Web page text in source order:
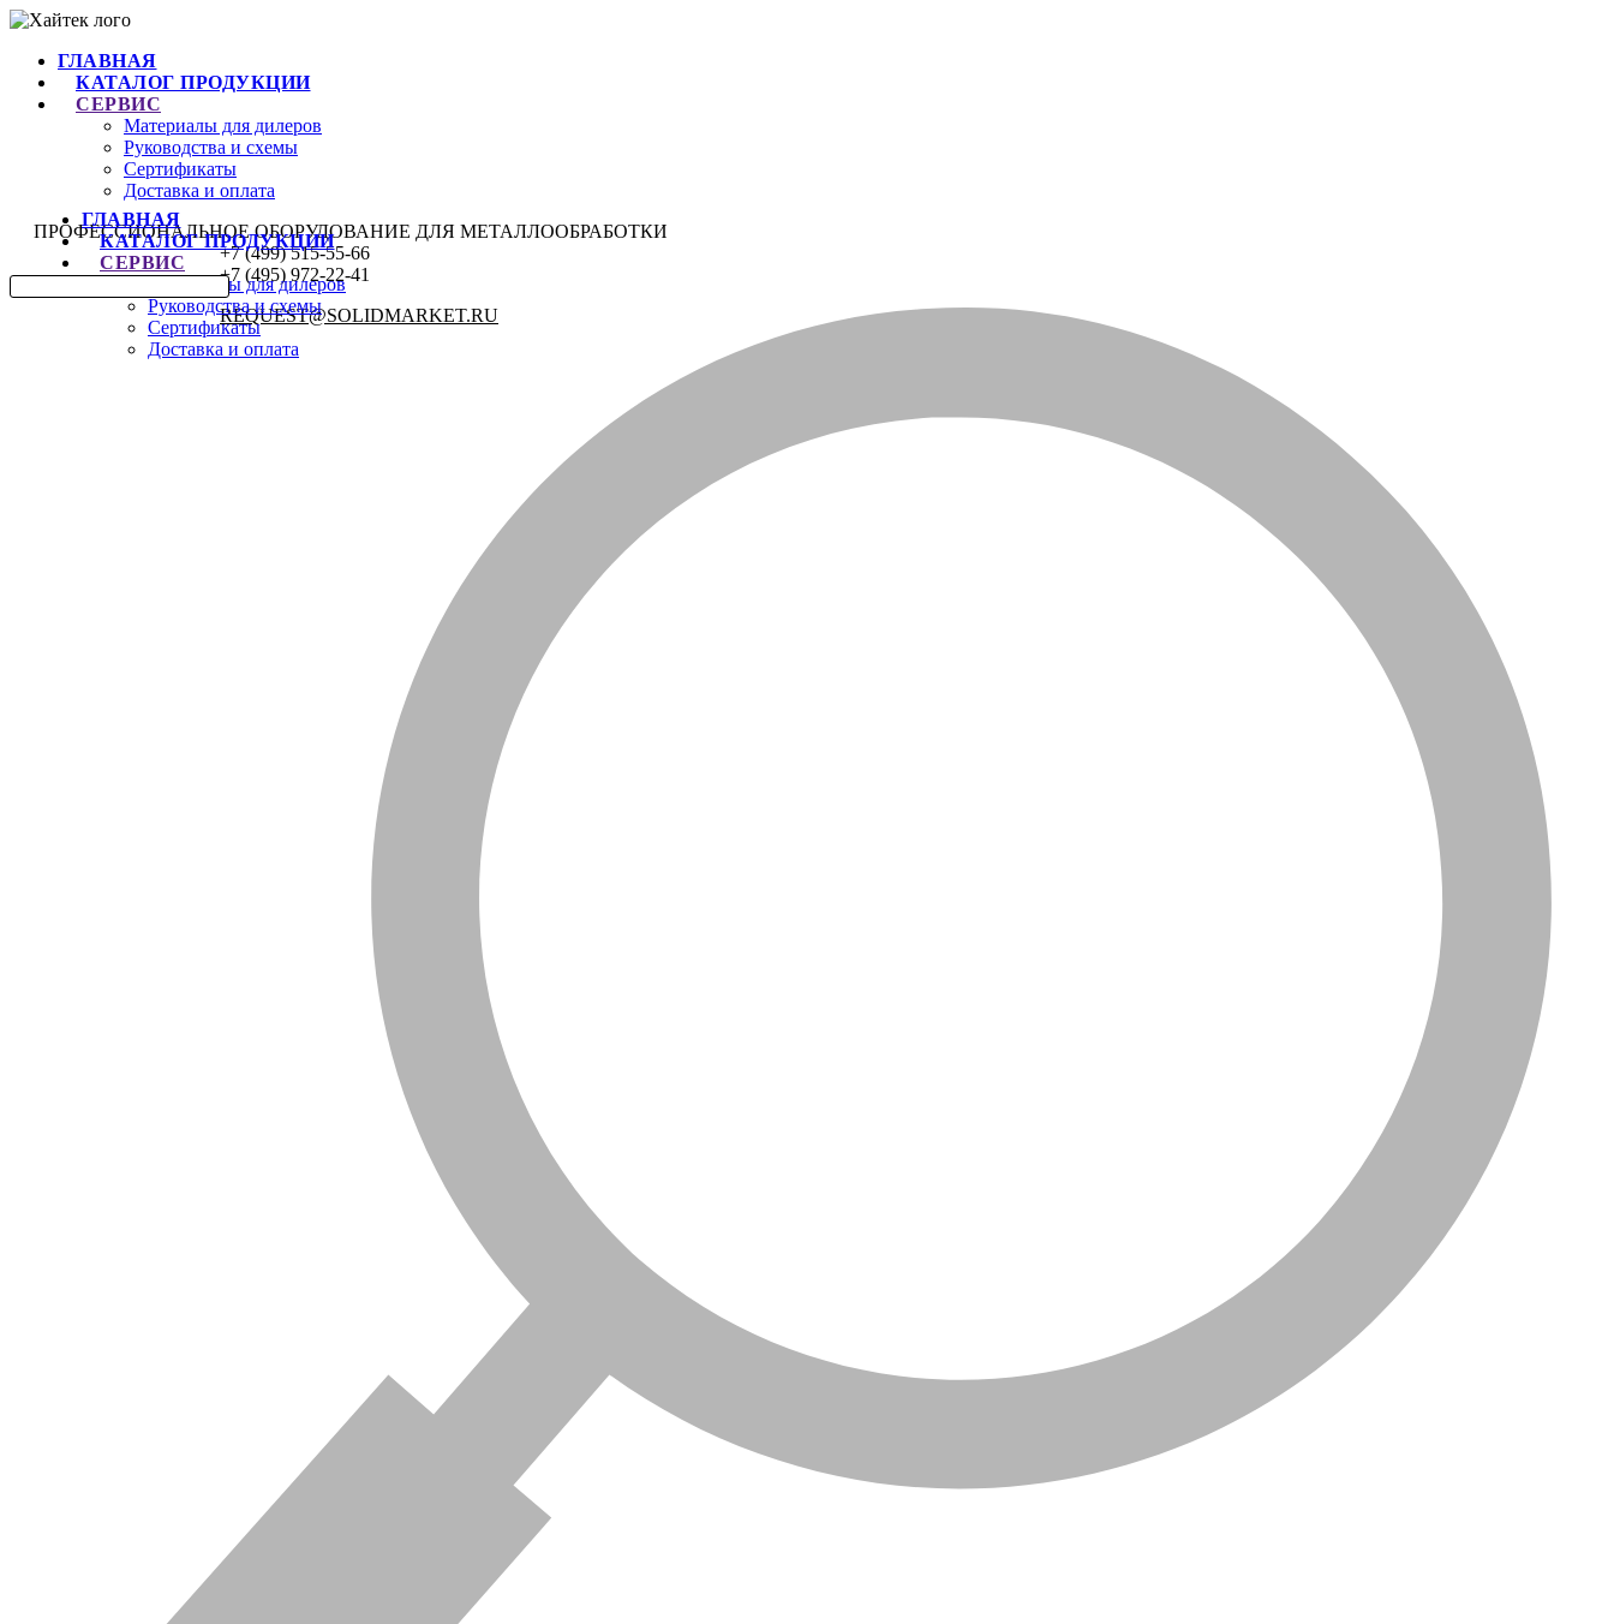
ГЛАВНАЯ
КАТАЛОГ ПРОДУКЦИИ
СЕРВИС
Материалы для дилеров
Руководства и схемы
Сертификаты
Доставка и оплата
ПРОФЕССИОНАЛЬНОЕ ОБОРУДОВАНИЕ ДЛЯ МЕТАЛЛООБРАБОТКИ
+7 (499) 515-55-66
+7 (495) 972-22-41
REQUEST@SOLIDMARKET.RU
ГЛАВНАЯ
КАТАЛОГ ПРОДУКЦИИ
СЕРВИС
Материалы для дилеров
Руководства и схемы
Сертификаты
Доставка и оплата